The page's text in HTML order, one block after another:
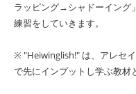
ラッピング→シャドーイング
練習をしていきます。
※ "Heiwinglish!" は、アレセ
で先にインプットし学ぶ教材